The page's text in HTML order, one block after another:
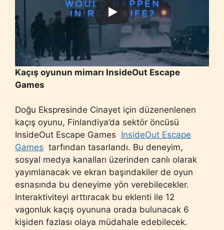
Kaçış oyunun mimarı InsideOut Escape
Games
Doğu Ekspresinde Cinayet için düzenenlenen
kaçış oyunu, Finlandiya’da sektör öncüsü
InsideOut Escape Games InsideOut Escape
Games tarfından tasarlandı. Bu deneyim,
sosyal medya kanalları üzerinden canlı olarak
yayımlanacak ve ekran başındakiler de oyun
esnasında bu deneyime yön verebilecekler.
Interaktiviteyi arttıracak bu eklenti ile 12
vagonluk kaçış oyununa orada bulunacak 6
kişiden fazlası olaya müdahale edebilecek.